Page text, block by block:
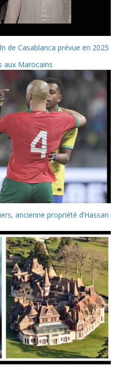
de Casablanca prévue en 2025
aux Marocains
ancienne propriété d’Hassan